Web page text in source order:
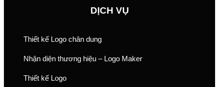
DỊCH VỤ
Thiết kế Logo chân dung
Nhận diện thương hiệu – Logo Maker
Thiết kế Logo